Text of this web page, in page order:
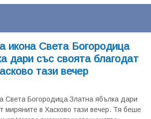
икона Света Богородица
дари със своята благодат
тази вечер
Света Богородица Златна ябълка дари
миряните в Хасково тази вечер. Тя беше